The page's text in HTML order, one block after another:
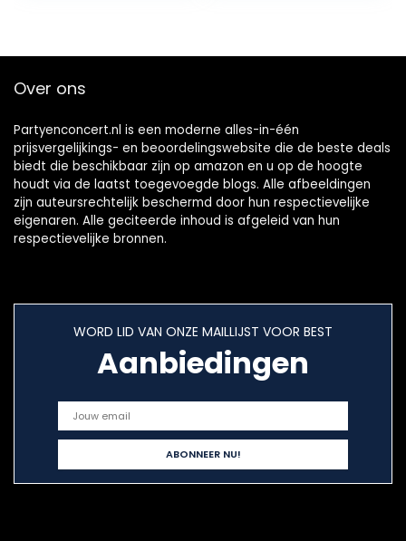
Over ons
Partyenconcert.nl is een moderne alles-in-één
prijsvergelijkings- en beoordelingswebsite die de beste deals
biedt die beschikbaar zijn op amazon en u op de hoogte
houdt via de laatst toegevoegde blogs. Alle afbeeldingen
zijn auteursrechtelijk beschermd door hun respectievelijke
eigenaren. Alle geciteerde inhoud is afgeleid van hun
respectievelijke bronnen.
WORD LID VAN ONZE MAILLIJST VOOR BEST
Aanbiedingen